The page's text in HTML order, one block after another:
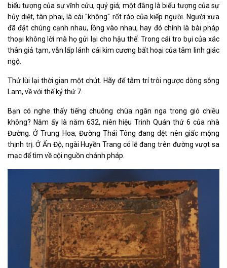
biểu tượng của sự vĩnh cửu, quý giá; một đằng là biểu tượng của sự
hủy diệt, tàn phai, là cái "không" rốt ráo của kiếp người. Người xưa
đã đặt chúng cạnh nhau, lồng vào nhau, hay đó chính là bài pháp
thoại không lời mà họ gửi lại cho hậu thế: Trong cái tro bụi của xác
thân giả tạm, vẫn lấp lánh cái kim cương bất hoại của tâm linh giác
ngộ.
Thử lùi lại thời gian một chút. Hãy để tâm trí trôi ngược dòng sông
Lam, về với thế kỷ thứ 7.
Bạn có nghe thấy tiếng chuông chùa ngân nga trong gió chiều
không? Năm ấy là năm 632, niên hiệu Trinh Quán thứ 6 của nhà
Đường. Ở Trung Hoa, Đường Thái Tông đang dệt nên giấc mộng
thịnh trị. Ở Ấn Độ, ngài Huyền Trang có lẽ đang trên đường vượt sa
mạc để tìm về cội nguồn chánh pháp.